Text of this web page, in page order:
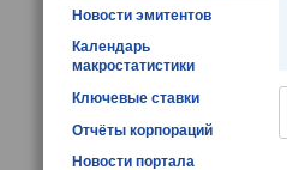
Новости эмитентов
Календарь
макростатистики
Ключевые ставки
Отчёты корпораций
Новости портала